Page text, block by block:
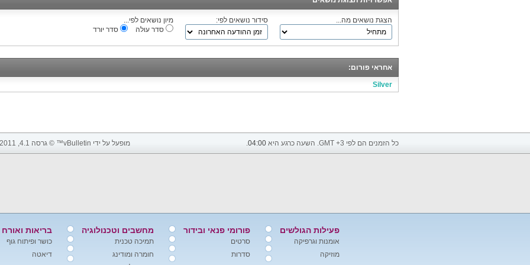
הצגת נושאים מה... סידור נושאים לפי:
מיון נושאים לפי...
סדר עולה
סדר יורד
אחראי פורום:
Silver
כל הזמנים הם לפי GMT +3. השעה כרגע היא 04:00
. מופעל על ידי vBulletin™ © גרסה 4.1, 2011 vBulletin Solutions, Inc. כל הזכויות שמורות.
פעילות הגולשים
אומנות וגרפיקה
מוזיקה
פורומי פנאי ובידור
סרטים
סדרות
מחשבים וטכנולוגיה
תמיכה טכנית
חומרה ומודינג
בריאות ואורח
כושר ופיתוח גוף
דיאטה